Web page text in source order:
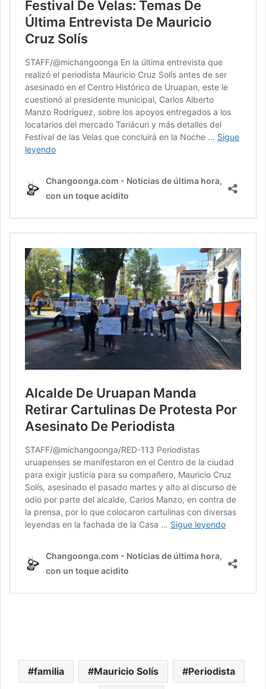
familia Mauricio Solís Periodista